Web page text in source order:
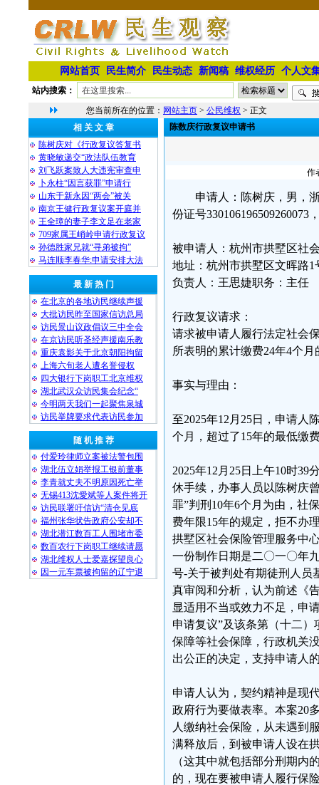
网站首页 民生简介 民生动态 新闻稿 维权经历 个人文
站内搜索：
您当前所在的位置： 网站主页 > 公民维权 > 正文
相 关 文 章
陈树庆对《行政复议答复书
黄晓敏递交“政法队伍教育
刘飞跃案致人大违宪审查申
卜永柱“因言获罪”申请行
山东于新永因“两会”被关
南京王健行政复议案开庭并
王全璋的妻子李文足在老家
709家属王峭岭申请行政复议
孙德胜家兄就“寻弟被拘”
马连顺李春华:申请安排大法
最 新 热 门
在北京的各地访民继续声援
大批访民昨至国家信访总局
访民景山议政倡议三中全会
在京访民听圣经声援南乐教
重庆袁影关于北京朝阳拘留
上海六旬老人遭名誉侵权
四大银行下岗职工北京维权
湖北武汉众访民集会纪念“
今明两天我们一起聚焦泉城
访民举牌要求代表访民参加
随 机 推 荐
付爱玲律师立案被法警包围
湖北伍立娟举报工银前董事
李青就丈夫不明原因死亡举
无锡413沈愛斌等人案件将开
访民联署吁信访“清仓见底
福州张华状告政府公安却不
湖北潜江数百工人围堵市委
数百农行下岗职工继续请愿
湖北维权人士爱嘉探望良心
因一元车票被拘留的辽宁退
陈数庆行政复议申请书
作
申请人：陈树庆，男，
份证号330106196509260073
被申请人：杭州市拱墅区社
地址：杭州市拱墅区文晖路1
负责人：王思婕职务：主任
行政复议请求：
请求被申请人履行法定社会
所表明的累计缴费24年4个
事实与理由：
至2025年12月25日，申请人
个月，超过了15年的最低缴
2025年12月25日上午10时
休手续，办事人员以陈树庆
罪”判刑10年6个月为由，社
费年限15年的规定，拒不办
拱墅区社会保险管理服务中
一份制作日期是二〇一〇年
号-关于被判处有期徒刑人员
真审阅和分析，认为前述《
显适用不当或效力不足，申
申请复议”及该条第（十二
保障等社会保障，行政机关
出公正的决定，支持申请人
申请人认为，契约精神是现
政府行为要做表率。本案20
人缴纳社会保险，从未遇到
满释放后，到被申请人设在
（这其中就包括部分刑期内
的，现在要被申请人履行保